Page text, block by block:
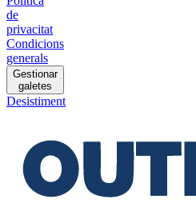
de
privacitat
Condicions
generals
Gestionar
galetes
Desistiment